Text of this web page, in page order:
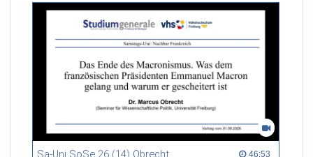
46:53
46:53 duration